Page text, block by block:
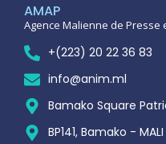
AMAP
Agence Malienne de Presse
+(223) 20 22 36 83
info@anim.ml
Bamako Square
BP141, Bamako - MALI